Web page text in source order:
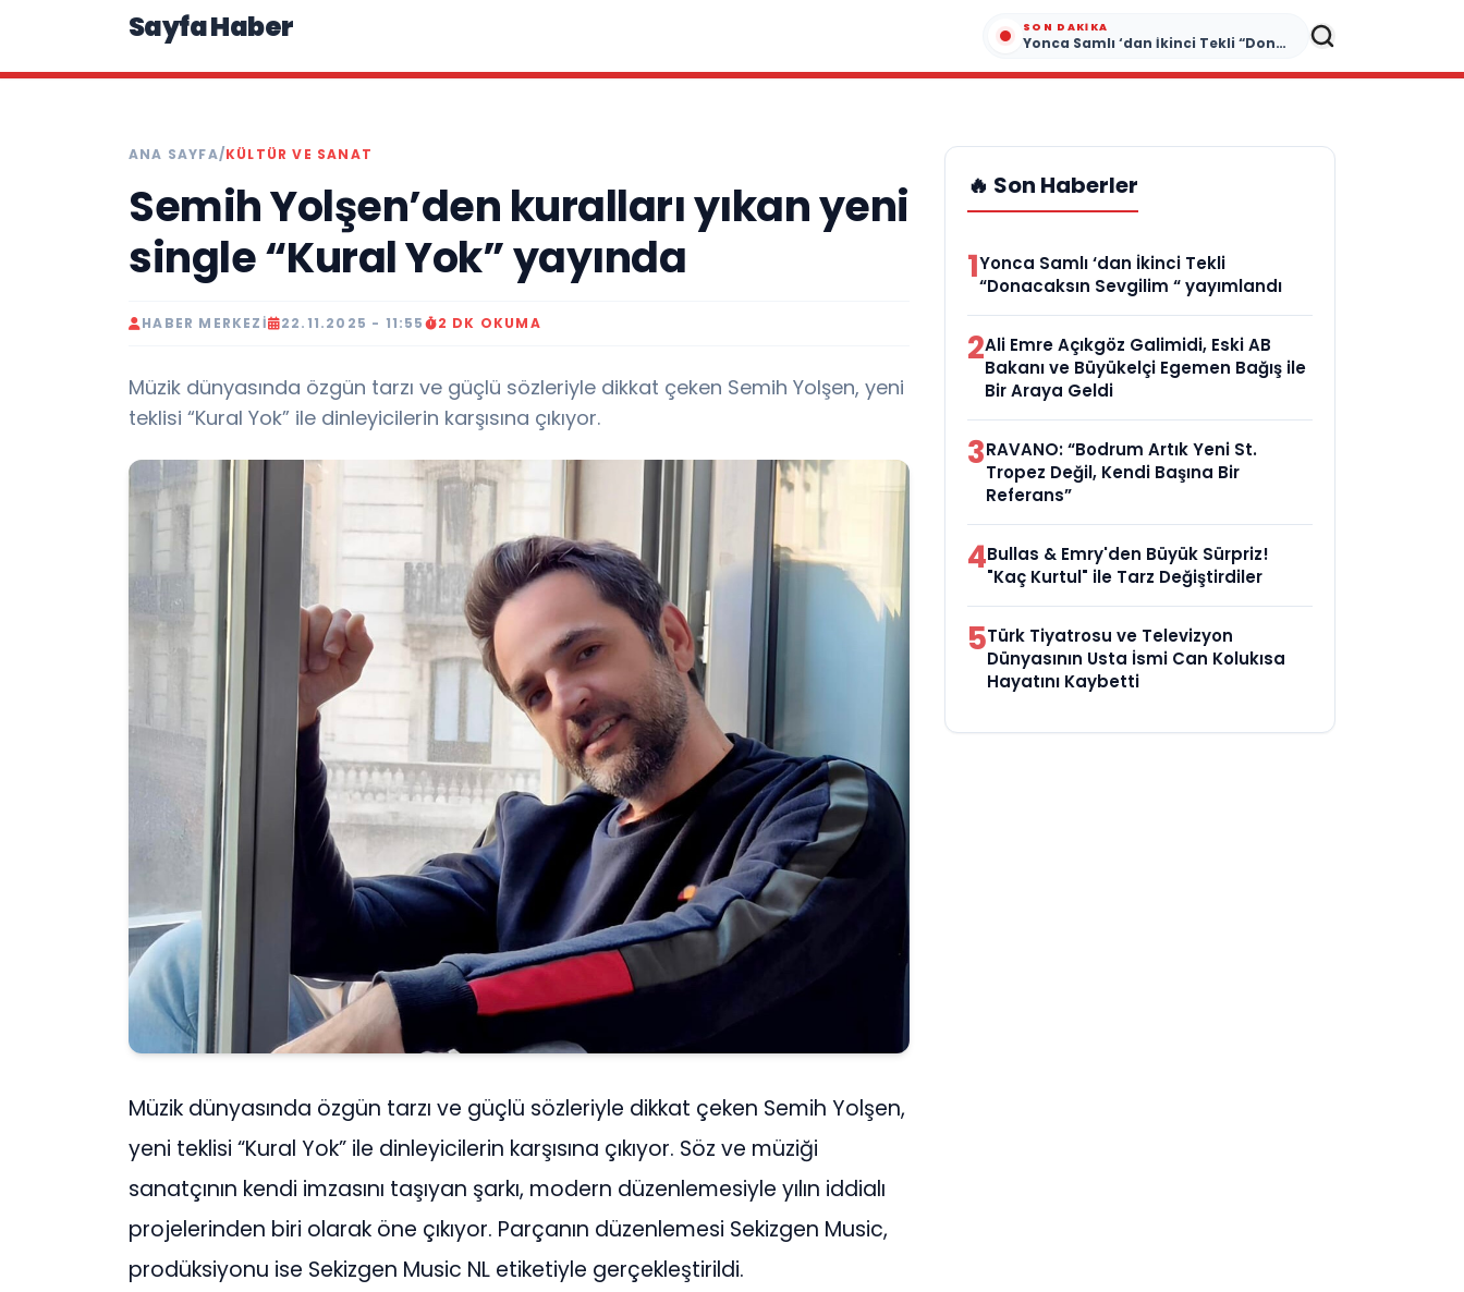
Sayfa Haber SON DAKIKA
Yonca Samlı ‘dan İkinci Tekli “Donacaksın Sevgilim “ yayımlandı
ANA SAYFA/KÜLTÜR VE SANAT
Semih Yolşen’den kuralları yıkan yeni
single “Kural Yok” yayında
HABER MERKEZI 22.11.2025 - 11:55 2 DK OKUMA
Müzik dünyasında özgün tarzı ve güçlü sözleriyle dikkat çeken Semih Yolşen, yeni
teklisi “Kural Yok” ile dinleyicilerin karşısına çıkıyor.
Müzik dünyasında özgün tarzı ve güçlü sözleriyle dikkat çeken Semih Yolşen,
yeni teklisi “Kural Yok” ile dinleyicilerin karşısına çıkıyor. Söz ve müziği
sanatçının kendi imzasını taşıyan şarkı, modern düzenlemesiyle yılın iddialı
projelerinden biri olarak öne çıkıyor. Parçanın düzenlemesi Sekizgen Music,
prodüksiyonu ise Sekizgen Music NL etiketiyle gerçekleştirildi.
🔥 Son Haberler
1Yonca Samlı ‘dan İkinci Tekli
“Donacaksın Sevgilim “ yayımlandı
2Ali Emre Açıkgöz Galimidi, Eski AB
Bakanı ve Büyükelçi Egemen Bağış ile
Bir Araya Geldi
3RAVANO: “Bodrum Artık Yeni St.
Tropez Değil, Kendi Başına Bir
Referans”
4Bullas & Emry'den Büyük Sürpriz!
"Kaç Kurtul" ile Tarz Değiştirdiler
5Türk Tiyatrosu ve Televizyon
Dünyasının Usta İsmi Can Kolukısa
Hayatını Kaybetti